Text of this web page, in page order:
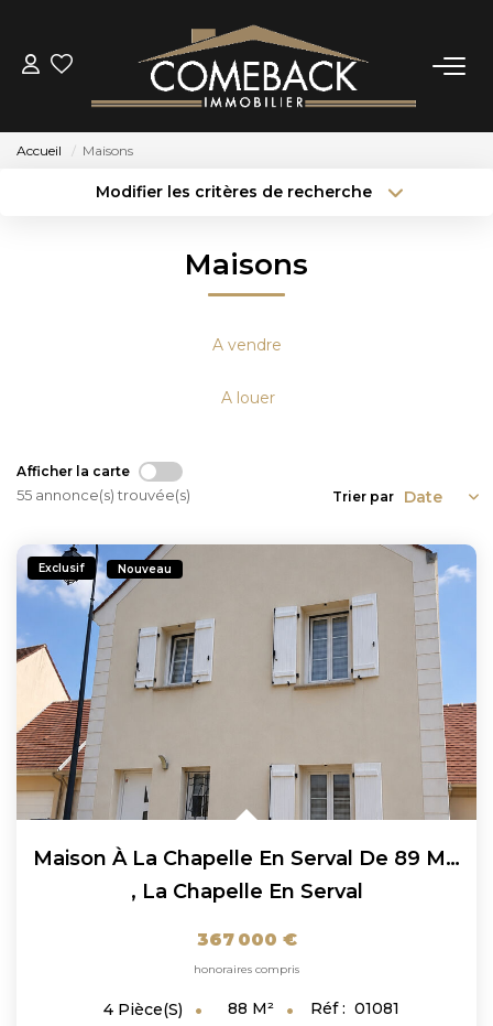
ACHETER
Accueil Maisons
Modifier les critères de recherche
Maisons
A vendre
A louer
Afficher la carte
55 annonce(s) trouvée(s) Trier par
Exclusif Nouveau
Maison À La Chapelle En Serval De 89 M² Idéalement Située...
, La Chapelle En Serval
367 000 €
honoraires compris
4 Pièce(s) 88 M² Réf : 01081